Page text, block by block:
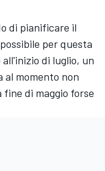
di pianificare il
per questa
di luglio, un
al momento non
di maggio forse